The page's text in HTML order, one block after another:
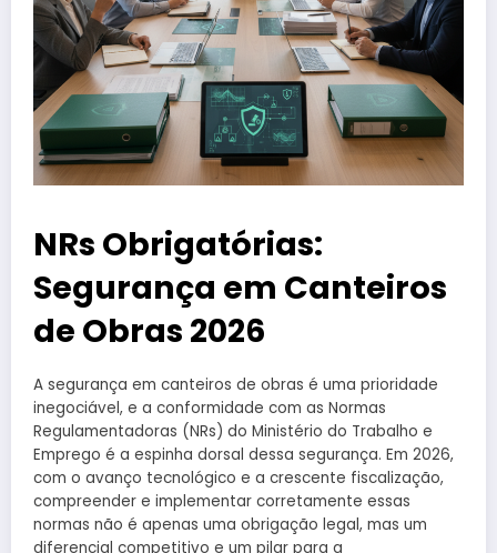
NRs Obrigatórias:
Segurança em Canteiros
de Obras 2026
A segurança em canteiros de obras é uma prioridade
inegociável, e a conformidade com as Normas
Regulamentadoras (NRs) do Ministério do Trabalho e
Emprego é a espinha dorsal dessa segurança. Em 2026,
com o avanço tecnológico e a crescente fiscalização,
compreender e implementar corretamente essas
normas não é apenas uma obrigação legal, mas um
diferencial competitivo e um pilar para a